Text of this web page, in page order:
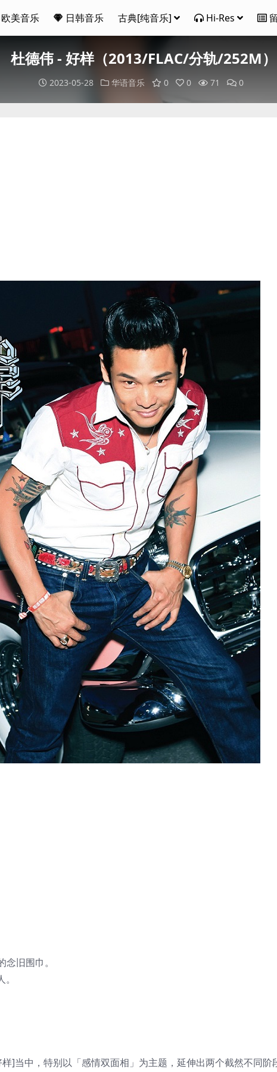
欧美音乐 日韩音乐 古典[纯音乐] Hi-Res
杜德伟 - 好样（2013/FLAC/分轨/252M）
2023-05-28 华语音乐 0 0 71 0
旧围巾。
]当中，特别以「感情双面相」为主题，延伸出两个截然不同阶